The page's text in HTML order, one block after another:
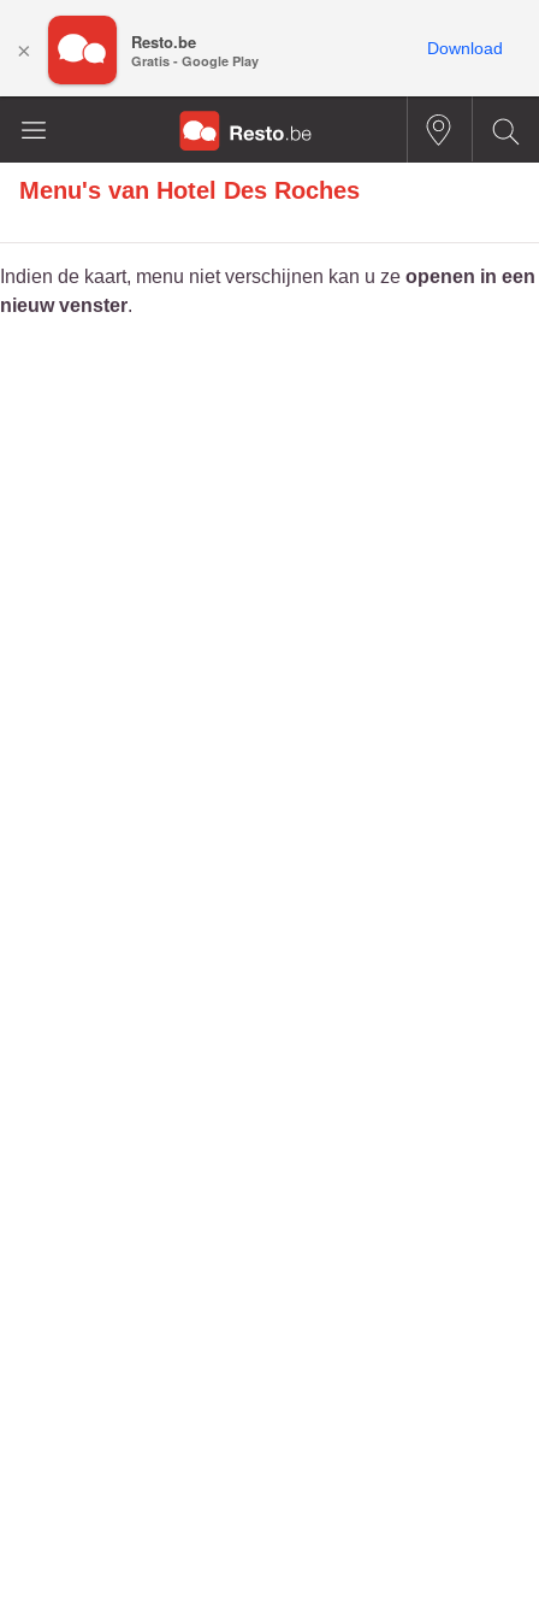
Menu's van Hotel Des Roches
Indien de kaart, menu niet verschijnen kan u ze openen in een
nieuw venster.
× Resto.be
Gratis - Google Play
Download